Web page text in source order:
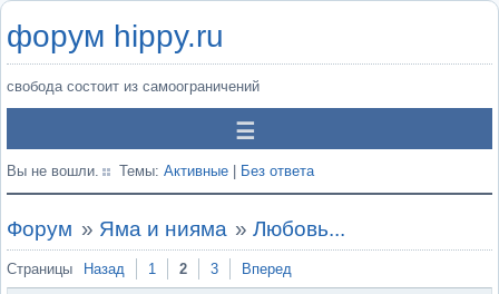
форум hippy.ru
свобода состоит из самоограничений
Вы не вошли. Темы: Активные Без ответа
Форум » Яма и нияма »Любовь...
Страницы Назад 1 2 3 Вперед